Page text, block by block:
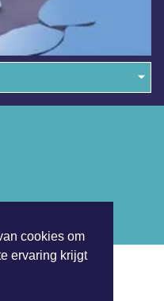
cookies om
ervaring krijgt